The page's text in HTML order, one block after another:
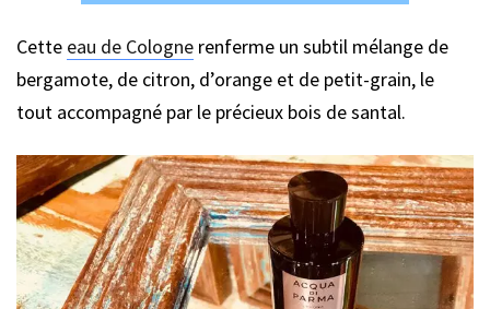
Cette eau de Cologne renferme un subtil mélange de
bergamote, de citron, d’orange et de petit-grain, le
tout accompagné par le précieux bois de santal.